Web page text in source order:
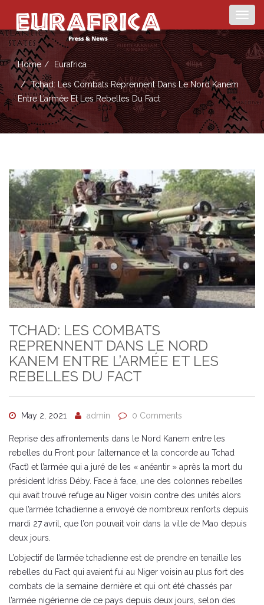
Home Eurafrica
Tchad: Les Combats Reprennent Dans Le Nord Kanem
Entre L’armée Et Les Rebelles Du Fact
TCHAD: LES COMBATS
REPRENNENT DANS LE NORD
KANEM ENTRE L’ARMÉE ET LES
REBELLES DU FACT
May 2, 2021 admin 0 Comments
Reprise des affrontements dans le Nord Kanem entre les
rebelles du Front pour l’alternance et la concorde au Tchad
(Fact) et l’armée qui a juré de les « anéantir » après la mort du
président Idriss Déby. Face à face, une des colonnes rebelles
qui avait trouvé refuge au Niger voisin contre des unités alors
que l’armée tchadienne a envoyé de nombreux renforts depuis
mardi 27 avril, que l’on pouvait voir dans la ville de Mao depuis
deux jours.
L’objectif de l’armée tchadienne est de prendre en tenaille les
rebelles du Fact qui avaient fui au Niger voisin au plus fort des
combats de la semaine dernière et qui ont été chassés par
l’armée nigérienne de ce pays depuis deux jours, selon des